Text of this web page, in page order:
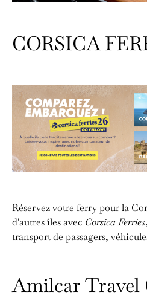
CORSICA
Réservez votre ferry pour la
d'autres îles avec Corsica Ferries
transport de passagers,
Amilcar Travel